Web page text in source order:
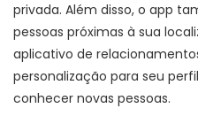
privada. Além disso, o app
pessoas próximas à sua
aplicativo de
personalização para seu
conhecer novas pessoas.